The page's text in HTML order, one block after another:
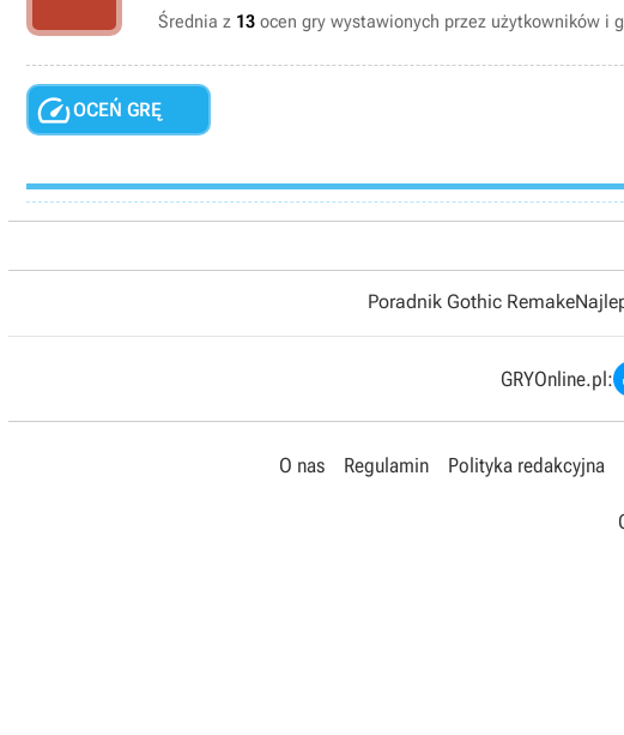
Średnia z 13 ocen gry wystawionych przez użytkowników i
OCEŃ GRĘ
Poradnik Gothic Remake
GRYOnline.pl:
O nas Regulamin Polityka redakcyjna